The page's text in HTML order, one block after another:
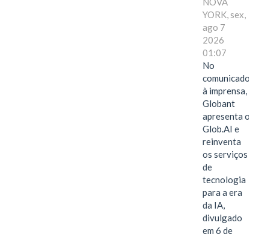
YORK, sex,
ago 7
2026
01:07
No
comunicado
à imprensa,
Globant
apresenta o
Glob.AI e
reinventa
os serviços
de
tecnologia
para a era
da IA,
divulgado
em 6 de